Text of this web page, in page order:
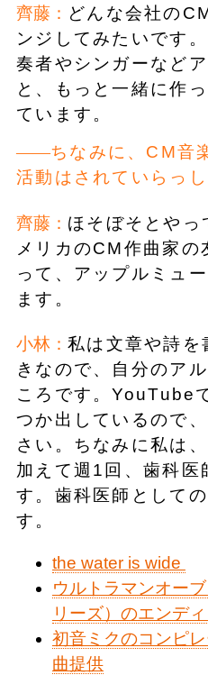
齊藤： どんな会社の
ンジしてみたいです
奏者やシンガーなど
と、もっと一緒に作
ています。
ちなみに、CM音
活動はされていらっ
齊藤： ほそぼそとやっ
メリカのCM作曲家の
って、アップルミュ
ます。
小林： 私は文章や詩を
きなので、自分のア
ころです。YouTube
つか出しているので
さい。ちなみに私は
加えて週1回、歯科医
す。歯科医師として
す。
the water is wide
ウルトラマンオー
リーズ）のエンデ
初音ミクのコンピ
曲提供